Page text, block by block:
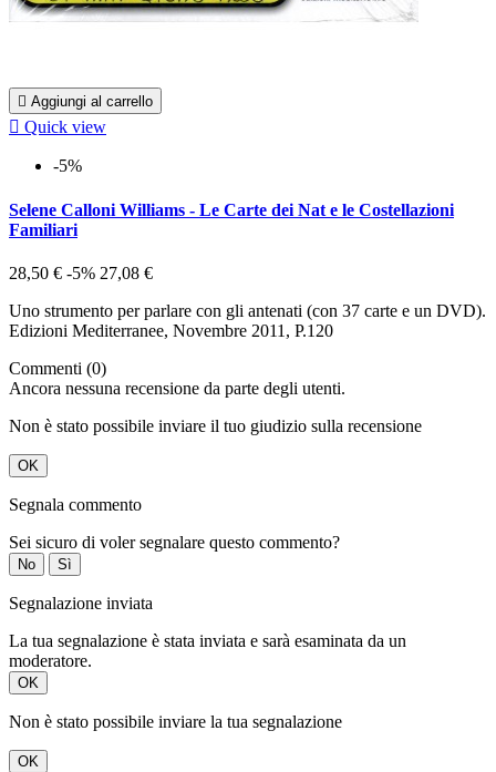
 Aggiungi al carrello
 Quick view
-5%
Selene Calloni Williams - Le Carte dei Nat e le Costellazioni
Familiari
28,50 € -5% 27,08 €
Uno strumento per parlare con gli antenati (con 37 carte e un DVD).
Edizioni Mediterranee, Novembre 2011, P.120
Commenti (0)
Ancora nessuna recensione da parte degli utenti.
Non è stato possibile inviare il tuo giudizio sulla recensione
OK
Segnala commento
Sei sicuro di voler segnalare questo commento?
No Sì
Segnalazione inviata
La tua segnalazione è stata inviata e sarà esaminata da un
moderatore.
OK
Non è stato possibile inviare la tua segnalazione
OK